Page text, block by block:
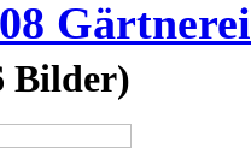
Gärtnerei
Bilder)